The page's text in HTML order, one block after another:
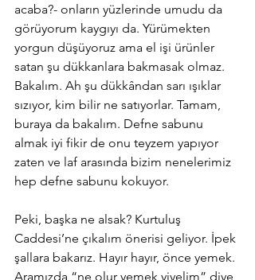
acaba?- onların yüzlerinde umudu da
görüyorum kaygıyı da. Yürümekten
yorgun düşüyoruz ama el işi ürünler
satan şu dükkanlara bakmasak olmaz.
Bakalım. Ah şu dükkândan sarı ışıklar
sızıyor, kim bilir ne satıyorlar. Tamam,
buraya da bakalım. Defne sabunu
almak iyi fikir de onu teyzem yapıyor
zaten ve laf arasında bizim nenelerimiz
hep defne sabunu kokuyor.
Peki, başka ne alsak? Kurtuluş
Caddesi’ne çıkalım önerisi geliyor. İpek
şallara bakarız. Hayır hayır, önce yemek.
Aramızda “ne olur yemek yiyelim” diye